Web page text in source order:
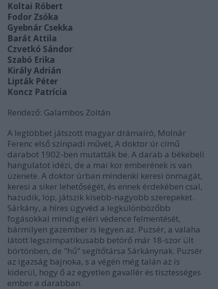
Koltai Róbert
Fodor Zsóka
Gyebnár Csekka
Barát Attila
Czvetkó Sándor
Szabó Erika
Király Adrián
Lipták Péter
Koncz Patrícia
Rendező: Galambos Zoltán
A legtöbbet játszott magyar drámaíró, Molnár
Ferenc első színpadi művét, A doktor úr című
darabot 1902-ben mutatták be. A darab a békebeli
hangulatot idézi, de a mai kor emberének is van
üzenete. A doktor úrban mindenki keresi önmagát,
keresi a siker lehetőségét, és ennek érdekében csal,
hazudik, lop, játszik kisebb-nagyobb szerepeket.
Sárkány, a híres ügyvéd a legkülönbözőbb
fogásokkal mindig eléri védence felmentését,
bármilyen gazember is legyen az. Puzsér, a valaha
látott legszimpatikusabb betörő már 18-szor ült
börtönben, de "hű" segítőtársa Sárkánynak. Puzsér
az igazság bajnoka, s a végén még talán az is
kiderül, hogy ő az egyetlen gavallér és tisztességes
ember a darabban.